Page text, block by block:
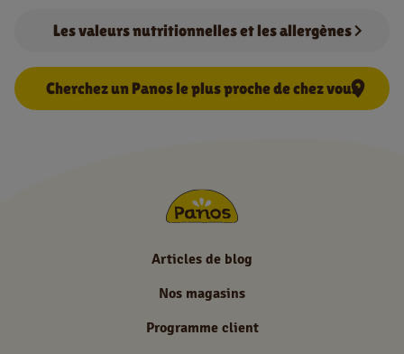
NL FR
Information juridique
Privacy policy
Les valeurs nutritionnelles et les allergènes
Cherchez un Panos le plus proche de chez vous
Articles de blog
Nos magasins
Programme client